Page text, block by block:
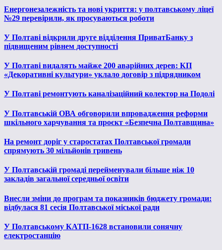
Енергонезалежність та нові укриття: у полтавському ліцеї
№29 перевірили, як просуваються роботи
У Полтаві відкрили друге відділення ПриватБанку з
підвищеним рівнем доступності
У Полтаві видалять майже 200 аварійних дерев: КП
«Декоративні культури» уклало договір з підрядником
У Полтаві ремонтують каналізаційний колектор на Подолі
У Полтавській ОВА обговорили впровадження реформи
шкільного харчування та проєкт «Безпечна Полтавщина»
На ремонт доріг у старостатах Полтавської громади
спрямують 30 мільйонів гривень
У Полтавській громаді перейменували більше ніж 10
закладів загальної середньої освіти
Внесли зміни до програм та показників бюджету громади:
відбулася 81 сесія Полтавської міської ради
У Полтавському КАТП-1628 встановили сонячну
електростанцію